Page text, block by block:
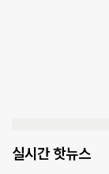
실시간 핫뉴스